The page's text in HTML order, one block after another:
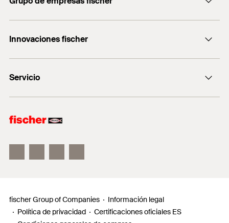
servicio.cliente@fischer.es
+0034 977838711
fischertechnik
Innovaciones fischer
fischer FIS V Zero
fischer ULTRACUT FBS II
Servicio
Información
fischer Group of Companies
Información legal
Política de privacidad
Certificaciones oficiales ES